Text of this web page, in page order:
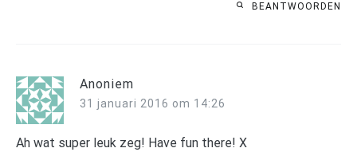
BEANTWOORDEN
Anoniem
31 januari 2016 om 14:26
Ah wat super leuk zeg! Have fun there! X